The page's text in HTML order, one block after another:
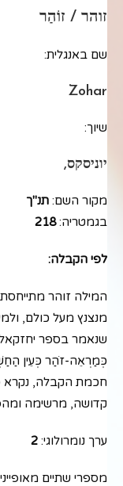
זוהר / זוֹהַר
שם באנגלית:
Zohar
שיוך:
יוניסקס,
מקור השם: תנ"ך
בגמטריה:218
לפי הקבלה:
המילה זוהר
מנצנץ מעל כולם,
שנאמר בספר
כְּמַרְאֵה-זֹהַר כְּעֵין
חכמת הקבלה, נקרא
קדושה, מרשימה
ערך נומרולוגי: 2
מספרי שתיים